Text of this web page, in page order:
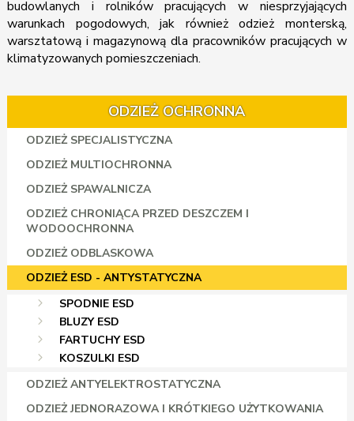
ODZIEŻ OCHRONNA
ODZIEŻ SPECJALISTYCZNA
ODZIEŻ MULTIOCHRONNA
ODZIEŻ SPAWALNICZA
ODZIEŻ CHRONIĄCA PRZED DESZCZEM I
WODOOCHRONNA
ODZIEŻ ODBLASKOWA
ODZIEŻ ESD - ANTYSTATYCZNA
SPODNIE ESD
BLUZY ESD
FARTUCHY ESD
KOSZULKI ESD
ODZIEŻ ANTYELEKTROSTATYCZNA
ODZIEŻ JEDNORAZOWA I KRÓTKIEGO UŻYTKOWANIA
budowlanych i rolników pracujących w niesprzyjających
warunkach pogodowych, jak również odzież monterską,
warsztatową i magazynową dla pracowników pracujących w
klimatyzowanych pomieszczeniach.